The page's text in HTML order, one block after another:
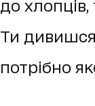
до
Ти
потрібно